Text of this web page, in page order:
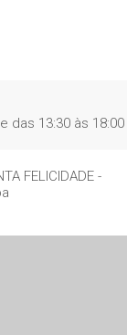
das 13:30 às 18:00
FELICIDADE -